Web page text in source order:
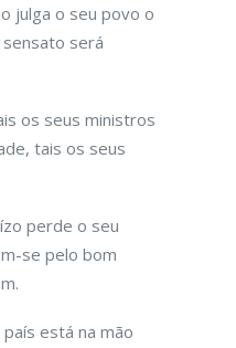
julga o seu povo o
será
os seus ministros
tais os seus
perde o seu
se pelo bom
está na mão